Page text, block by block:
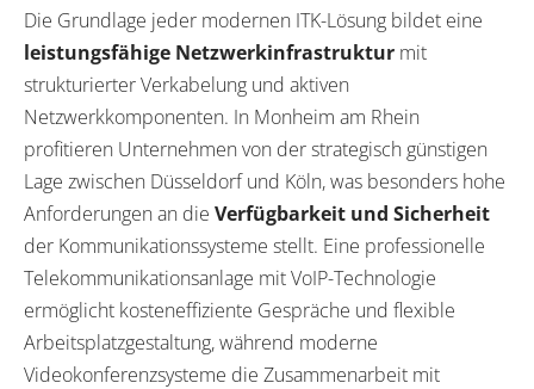
Die Grundlage jeder modernen ITK-Lösung bildet eine
leistungsfähige Netzwerkinfrastruktur mit
strukturierter Verkabelung und aktiven
Netzwerkkomponenten. In Monheim am Rhein
profitieren Unternehmen von der strategisch günstigen
Lage zwischen Düsseldorf und Köln, was besonders hohe
Anforderungen an die Verfügbarkeit und Sicherheit
der Kommunikationssysteme stellt. Eine professionelle
Telekommunikationsanlage mit VoIP-Technologie
ermöglicht kosteneffiziente Gespräche und flexible
Arbeitsplatzgestaltung, während moderne
Videokonferenzsysteme die Zusammenarbeit mit